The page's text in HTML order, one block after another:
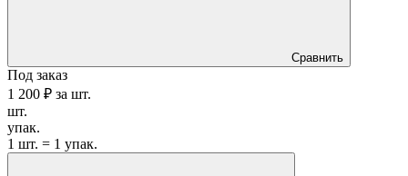
Сравнить
Под заказ
1 200 ₽ за шт.
шт.
упак.
1 шт. = 1 упак.